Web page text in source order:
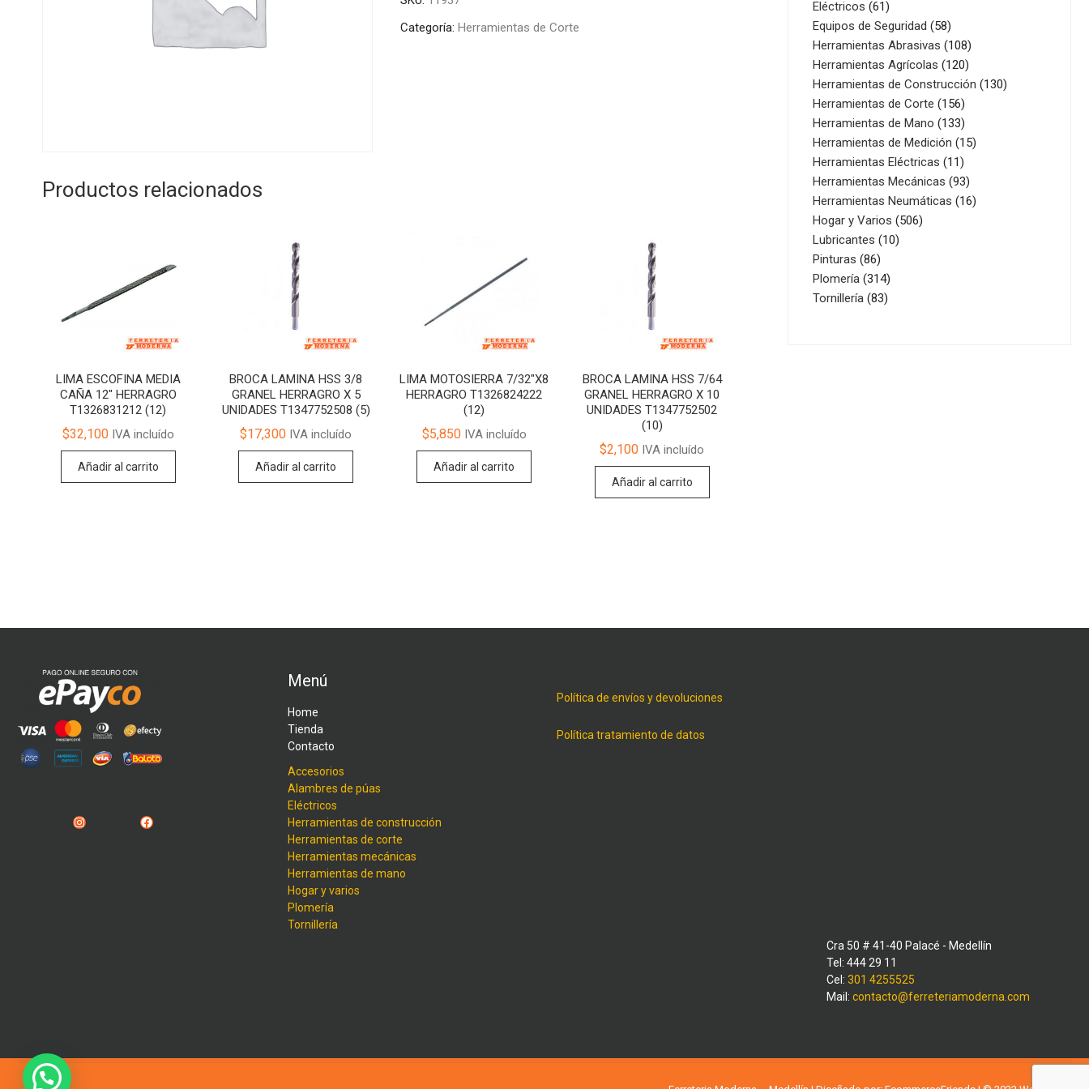
Categoría: Herramientas de Corte
Productos relacionados
LIMA ESCOFINA MEDIA
CAÑA 12″ HERRAGRO
T1326831212 (12)
$32,100IVA incluído
Añadir al carrito
BROCA LAMINA HSS 3/8
GRANEL HERRAGRO X 5
UNIDADES T1347752508 (5)
$17,300 IVA incluído
Añadir al carrito
LIMA MOTOSIERRA 7/32″X8
HERRAGRO T1326824222
(12)
$5,850IVA incluído
Añadir al carrito
BROCA LAMINA HSS 7/64
GRANEL HERRAGRO X 10
UNIDADES T1347752502
(10)
$2,100 IVA incluído
Añadir al carrito
Eléctricos 6161
productos
Equipos de Seguridad 5858
productos
Herramientas Abrasivas 108108
productos
Herramientas Agrícolas 120120
productos
Herramientas de Construcción 130130
Herramientas de Corte 156156
productos
Herramientas de Mano 133133
productos
Herramientas de Medición 1515
Herramientas Eléctricas 1111
productos
Herramientas Mecánicas 9393
productos
Herramientas Neumáticas 1616
Hogar y Varios 506506
Lubricantes 1010
Pinturas 8686
productos
Plomería 314314
productos
Tornillería 8383
Instagram Facebook
Menú
Home
Tienda
Contacto
Accesorios
Alambres de púas
Eléctricos
Herramientas de construcción
Herramientas de corte
Herramientas mecánicas
Herramientas de mano
Hogar y varios
Plomería
Tornillería
Política de envíos y devoluciones
Política tratamiento de datos
Cra 50 # 41-40 Palacé - Medellín
Tel: 444 29 11
Cel: 301 4255525
Mail: contacto@ferreteriamoderna.com